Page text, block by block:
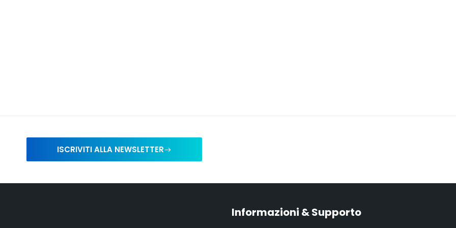
ISCRIVITI ALLA NEWSLETTER
Informazioni & Supporto